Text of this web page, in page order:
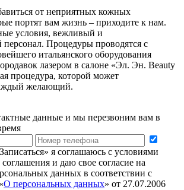
от неприятных кожных
портят вам жизнь – приходите к нам.
условия, вежливый и
Процедуры проводятся с
итальянского оборудования
лазером в салоне «Эл. Эн. Beauty
процедура, которой может
желающий.
данные и мы перезвоним вам в
я соглашаюсь с условиями
соглашения и даю свое согласие на
данных в соответствии с
О персональных данных» от 27.07.2006